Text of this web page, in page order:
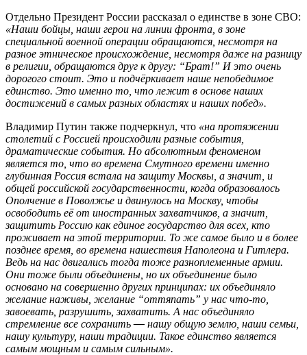
Отдельно Президент России рассказал о единстве в зоне СВО:
«Наши бойцы, наши герои на линии фронта, в зоне
специальной военной операции обращаются, несмотря на
разное этническое происхождение, несмотря даже на разницу
в религии, обращаются друг к другу: “Брат!” И это очень
дорогого стоит. Это и подчёркивает наше непобедимое
единство. Это именно то, что лежит в основе наших
достижений в самых разных областях и наших побед».
Владимир Путин также подчеркнул, что «на протяжении
столетий с Россией происходили разные события,
драматические события. Но абсолютным феноменом
является то, что во времена Смутного времени именно
глубинная Россия встала на защиту Москвы, а значит, и
общей российской государственности, когда образовалось
Ополчение в Поволжье и двинулось на Москву, чтобы
освободить её от иностранных захватчиков, а значит,
защитить Россию как единое государство для всех, кто
проживает на этой территории. То же самое было и в более
позднее время, во времена нашествия Наполеона и Гитлера.
Ведь на нас двигались тогда тоже разноплеменные армии.
Они тоже были объединены, но их объединение было
основано на совершенно других принципах: их объединяло
желание наживы, желание “оттяпать” у нас что-то,
завоевать, разрушить, захватить. А нас объединяло
стремление все сохранить— нашу общую землю, наши семьи,
нашу культуру, наши традиции. Такое единство является
самым мощным и самым сильным».